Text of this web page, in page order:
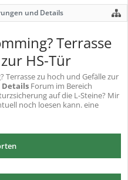
und Details
Terrasse
HS-Tür
Terrasse zu hoch und Gefälle zur
Forum im Bereich
auf die L-Steine? Mir
noch loesen kann. eine